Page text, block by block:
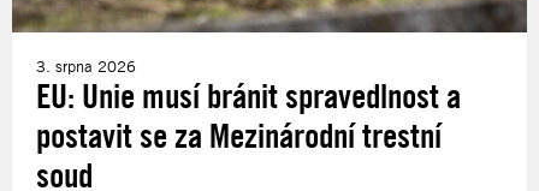
3. srpna 2026
EU: Unie musí bránit spravedlnost a
postavit se za Mezinárodní trestní
soud